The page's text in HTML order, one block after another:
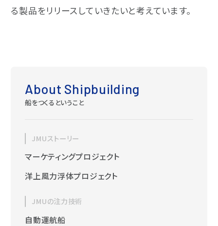
る製品をリリースしていきたいと考えています。
About Shipbuilding
船をつくるということ
JMUストーリー
マーケティングプロジェクト
洋上風力浮体プロジェクト
JMUの注力技術
自動運航船